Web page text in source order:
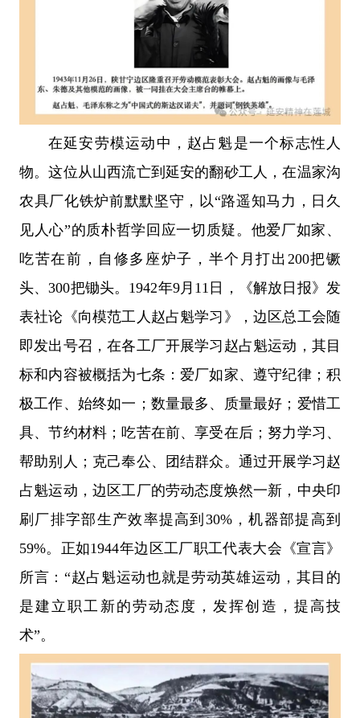
在延安劳模运动中，赵占魁是一个标志性人
物。这位从山西流亡到延安的翻砂工人，在温家沟
农具厂化铁炉前默默坚守，以“路遥知马力，日久
见人心”的质朴哲学回应一切质疑。他爱厂如家、
吃苦在前，自修多座炉子，半个月打出200把镢
头、300把锄头。1942年9月11日，《解放日报》发
表社论《向模范工人赵占魁学习》，边区总工会随
即发出号召，在各工厂开展学习赵占魁运动，其目
标和内容被概括为七条：爱厂如家、遵守纪律；积
极工作、始终如一；数量最多、质量最好；爱惜工
具、节约材料；吃苦在前、享受在后；努力学习、
帮助别人；克己奉公、团结群众。通过开展学习赵
占魁运动，边区工厂的劳动态度焕然一新，中央印
刷厂排字部生产效率提高到30%，机器部提高到
59%。正如1944年边区工厂职工代表大会《宣言》
所言：“赵占魁运动也就是劳动英雄运动，其目的
是建立职工新的劳动态度，发挥创造，提高技
术”。